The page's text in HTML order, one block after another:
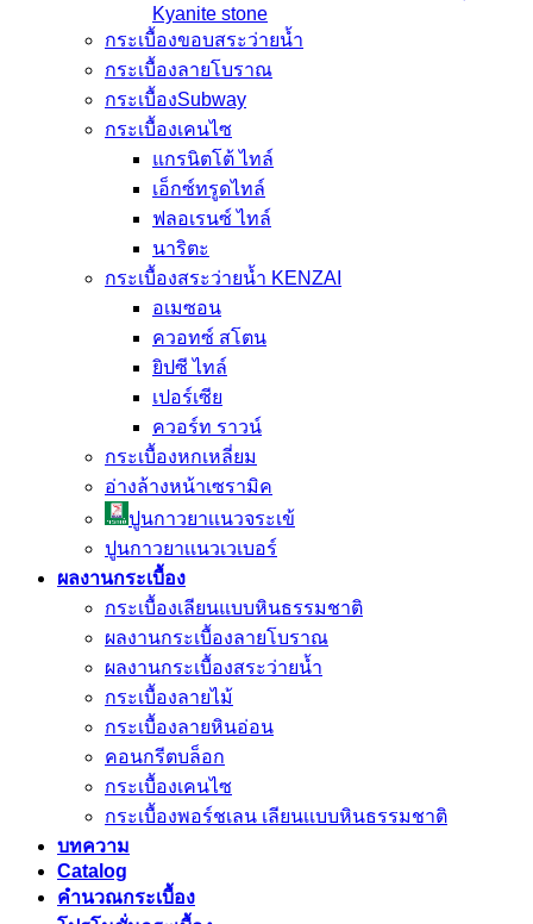
Kyanite stone
กระเบื้องขอบสระว่ายน้ำ
กระเบื้องลายโบราณ
กระเบื้องSubway
กระเบื้องเคนไซ
แกรนิตโต้ ไทล์
เอ็กซ์ทรูดไทล์
ฟลอเรนซ์ ไทล์
นาริตะ
กระเบื้องสระว่ายน้ำ KENZAI
อเมซอน
ควอทซ์ สโตน
ยิปซี ไทล์
เปอร์เซีย
ควอร์ท ราวน์
กระเบื้องหกเหลี่ยม
อ่างล้างหน้าเซรามิค
ปูนกาวยาเเนวจระเข้
ปูนกาวยาเเนวเวเบอร์
ผลงานกระเบื้อง
กระเบื้องเลียนแบบหินธรรมชาติ
ผลงานกระเบื้องลายโบราณ
ผลงานกระเบื้องสระว่ายนํ้า
กระเบื้องลายไม้
กระเบื้องลายหินอ่อน
คอนกรีตบล็อก
กระเบื้องเคนไซ
กระเบื้องพอร์ชเลน เลียนเเบบหินธรรมชาติ
บทความ
Catalog
คำนวณกระเบื้อง